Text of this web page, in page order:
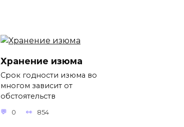
Хранение изюма
Срок годности изюма во
многом зависит от
обстоятельств
0 854